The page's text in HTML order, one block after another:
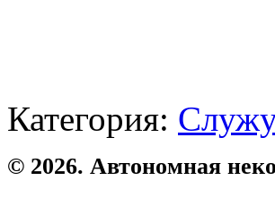
Категория:
© 2026. Автономная